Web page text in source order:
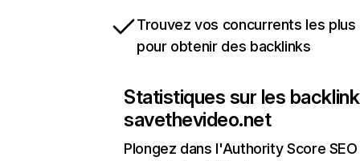
Trouvez vos concurrents les
pour obtenir des backlinks
Statistiques sur les
savethevideo.net
Plongez dans l'Authority Score